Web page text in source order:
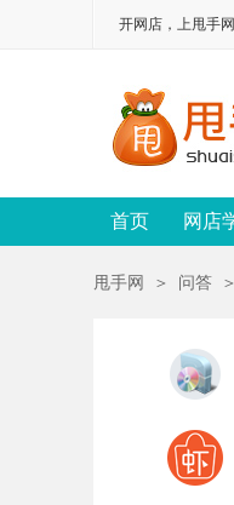
开网店，上甩手网
首页 网店
甩手网 ＞ 问答 ＞